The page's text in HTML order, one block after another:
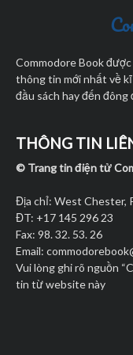
e
e
:
â
u
L
L
ự
a
C
h
ọ
Commodore Book
thông tin mới nhất về
đầu sách hay đến đông
THÔNG TIN
© Trang tin điện tử
Địa chỉ: West Chester,
ĐT: +17 145 296 23
Fax: 98. 32. 53. 26
Email:
Vui lòng ghi rõ nguồn
tin từ website này